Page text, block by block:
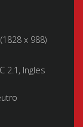
x 988)
2.1, Ingles